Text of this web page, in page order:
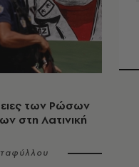
των Ρώσων
στη Λατινική